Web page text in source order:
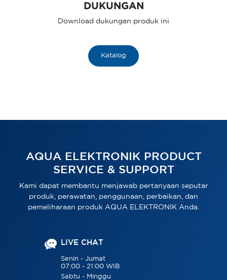
DUKUNGAN
Download dukungan produk ini
Katalog
AQUA ELEKTRONIK PRODUCT
SERVICE & SUPPORT
Kami dapat membantu menjawab pertanyaan seputar
produk, perawatan, penggunaan, perbaikan, dan
pemeliharaan produk AQUA ELEKTRONIK Anda.
LIVE CHAT
Senin - Jumat
07:00 - 21:00 WIB
Sabtu - Minggu